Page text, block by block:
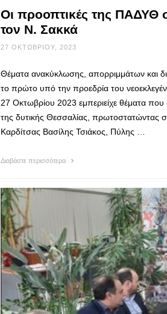
Οι προοπτικές της ΠΑΔΥΘ
τον Ν. Σακκά
27 ΟΚΤΩΒΡΊΟΥ, 2023
Θέματα ανακύκλωσης, απορριμμάτων και
το πρώτο υπό την προεδρία του
27 Οκτωβρίου 2023 εμπεριείχε θέματα που
της δυτικής Θεσσαλίας, πρωτοστατώντας
Καρδίτσας Βασίλης Τσιάκος, Πύλης …
Διαβάστε περισσότερα